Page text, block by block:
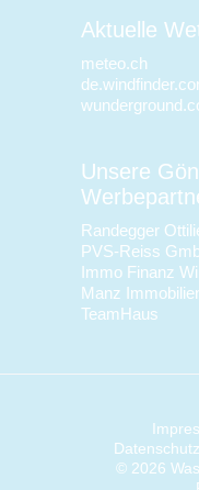
Aktuelle
meteo.ch
Unsere
Randegger
PVS-Reiss
Immo Finanz
Manz
TeamHaus
© 2026